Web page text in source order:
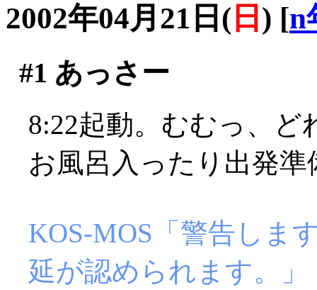
2002年04月21日( 日 ) [n
#1 あっさー
8:22起動。むむっ、
お風呂入ったり出発準
KOS-MOS「警告しま
延が認められます。」